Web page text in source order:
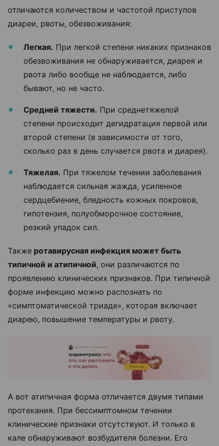
отличаются количеством и частотой приступов
диареи, рвоты, обезвоживания:
Легкая. При легкой степени никаких признаков
обезвоживания не обнаруживается, диарея и
рвота либо вообще не наблюдается, либо
бывают, но не часто.
Средней тяжести. При среднетяжелой
степени происходит дегидратация первой или
второй степени (в зависимости от того,
сколько раз в день случается рвота и диарея).
Тяжелая. При тяжелом течении заболевания
наблюдается сильная жажда, усиленное
сердцебиение, бледность кожных покровов,
гипотензия, полуобморочное состояние,
резкий упадок сил.
Также ротавирусная инфекция может быть
типичной и атипичной, они различаются по
проявлению клинических признаков. При типичной
форме инфекцию можно распознать по
«симптоматической триаде», которая включает
диарею, повышение температуры и рвоту.
А вот атипичная форма отличается двумя типами
протекания. При бессимптомном течении
клинические признаки отсутствуют. И только в
кале обнаруживают возбудителя болезни. Его